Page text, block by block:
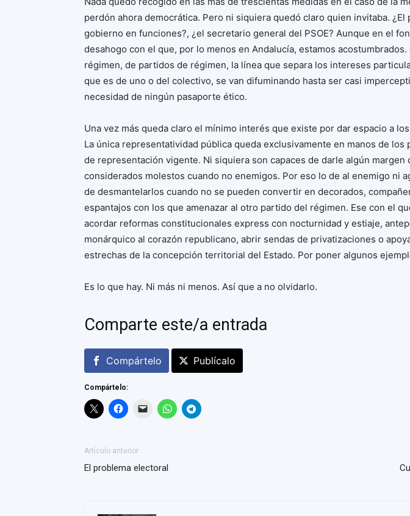
perdón ahora democrática. Pero ni siquiera quedó claro quien invitaba. ¿El
gobierno en funciones?, ¿el secretario general del PSOE? Aunque en el
desahogo con el que, por lo menos en Andalucía, estamos acostumbrados.
régimen, de partidos de régimen, la línea que separa los intereses
que es de uno o del colectivo, se van difuminando hasta ser casi
necesidad de ningún pasaporte ético.
Una vez más queda claro el mínimo interés que existe por dar espacio a
La única representatividad pública queda exclusivamente en manos de los
de representación vigente. Ni siquiera son capaces de darle algún margen
considerados molestos cuando no enemigos. Por eso lo de al enemigo ni
de desmantelarlos cuando no se pueden convertir en decorados,
espantajos con los que amenazar al otro partido del régimen. Ese con el
acordar reformas constitucionales express con nocturnidad y estiaje,
monárquico al corazón republicano, abrir sendas de privatizaciones o
estrechas de la concepción territorial del Estado. Por poner algunos
Es lo que hay. Ni más ni menos. Así que a no olvidarlo.
Comparte este/a entrada
Compártelo Publícalo
Compártelo:
Artículo anterior
El problema electoral